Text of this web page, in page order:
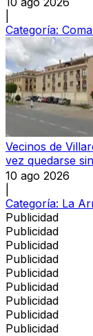
Categoría:
Vecinos de
vez quedarse
10 ago 2026
Categoría: La
Publicidad
Publicidad
Publicidad
Publicidad
Publicidad
Publicidad
Publicidad
Publicidad
Publicidad